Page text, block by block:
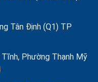
Tân Định (Q1) TP
Phường Thạnh Mỹ